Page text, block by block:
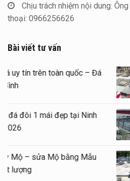
Chịu trách nhiệm nội dung:
thoại: 0966256626
Bài viết tư vấn
Xây Lăng Mộ đá uy
Mỹ Nghệ Ninh Bình
Báo giá xây Mộ đá
Bình cuối năm 2026
Kinh nghiệm xây Mộ
Mộ đá đẹp, chất